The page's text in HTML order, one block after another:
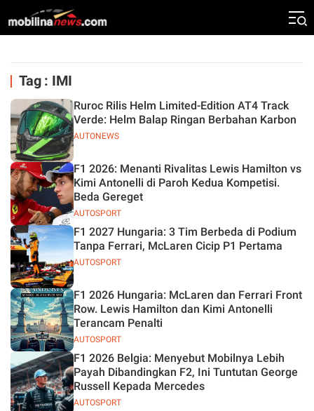
Tag : IMI
AUTONEWS
Ruroc Rilis Helm Limited-Edition AT4 Track
Verde: Helm Balap Ringan Berbahan Karbon
AUTOSPORT
F1 2026: Menanti Rivalitas Lewis Hamilton vs
Kimi Antonelli di Paroh Kedua Kompetisi.
Beda Gereget
AUTOSPORT
F1 2027 Hungaria: 3 Tim Berbeda di Podium
Tanpa Ferrari, McLaren Cicip P1 Pertama
AUTOSPORT
F1 2026 Hungaria: McLaren dan Ferrari Front
Row. Lewis Hamilton dan Kimi Antonelli
Terancam Penalti
AUTOSPORT
F1 2026 Belgia: Menyebut Mobilnya Lebih
Payah Dibandingkan F2, Ini Tuntutan George
Russell Kepada Mercedes